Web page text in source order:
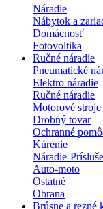
Náradie
Nábytok a
Domácnosť
Fotovoltika
Ručné náradie
Pneumatické
Elektro náradie
Ručné náradie
Motorové stroje
Drobný tovar
Ochranné
Kúrenie
Náradie-
Auto-moto
Ostatné
Obrana
Brúsne a rezné